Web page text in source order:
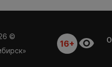
©
16+